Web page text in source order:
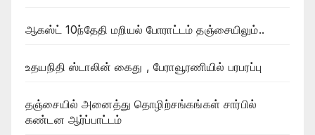
ஆகஸ்ட் 10ந்தேதி மறியல் போராட்டம் தஞ்சையிலும்..
உதயநிதி ஸ்டாலின் கைது , பேராவூரணியில் பரபரப்பு
தஞ்சையில் அனைத்து தொழிற்சங்கங்கள் சார்பில்
கண்டன ஆர்ப்பாட்டம்